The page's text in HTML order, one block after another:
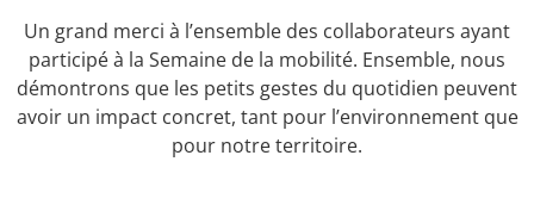
Un grand merci à l’ensemble des collaborateurs ayant
participé à la Semaine de la mobilité. Ensemble, nous
démontrons que les petits gestes du quotidien peuvent
avoir un impact concret, tant pour l’environnement que
pour notre territoire.